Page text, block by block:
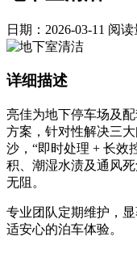
日期：2026-03-11 阅读
详细描述
亮佳为地下停车场及
方案，针对性解决三
沙，“即时处理 + 长效
积、潮湿水渍及通风
无阻。
专业团队定期维护，
适安心的泊车体验。